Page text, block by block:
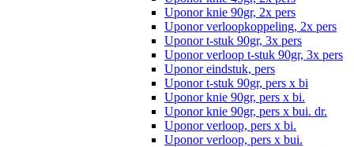
Uponor knie 90gr, 2x pers
Uponor verloopkoppeling, 2x pers
Uponor t-stuk 90gr, 3x pers
Uponor verloop t-stuk 90gr, 3x pers
Uponor eindstuk, pers
Uponor t-stuk 90gr, pers x bi
Uponor knie 90gr, pers x bi.
Uponor knie 90gr, pers x bui. dr.
Uponor verloop, pers x bi.
Uponor verloop, pers x bui.